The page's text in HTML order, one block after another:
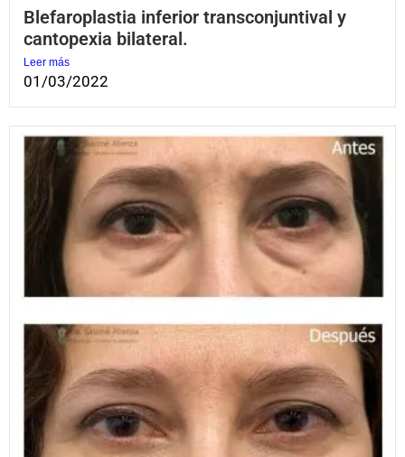
Blefaroplastia inferior transconjuntival y
cantopexia bilateral.
Leer más
01/03/2022